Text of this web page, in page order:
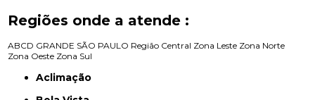
Regiões onde a atende :
ABCD GRANDE SÃO PAULO Região Central Zona Leste Zona Norte
Zona Oeste Zona Sul
Aclimação